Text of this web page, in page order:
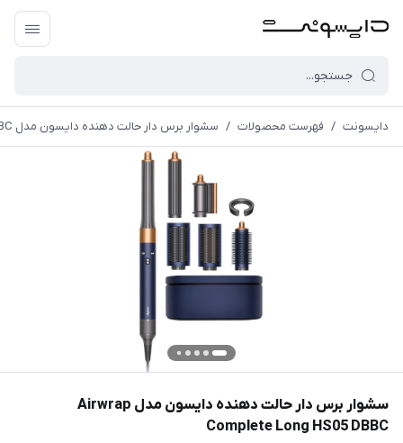
دایسونت / فهرست محصولات / سشوار برس دار حالت دهنده دایسون مدل Airwrap Complete Long HS05 DBBC
سشوار برس دار حالت دهنده دایسون مدل Airwrap
Complete Long HS05 DBBC